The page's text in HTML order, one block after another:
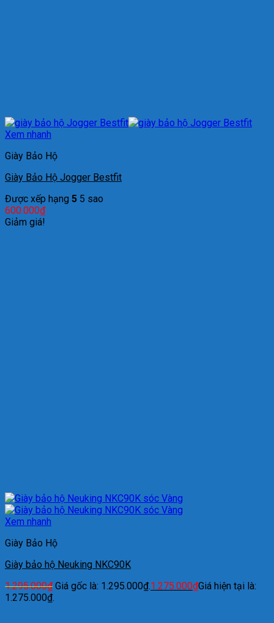
Xem nhanh
Giày Bảo Hộ
Giày Bảo Hộ Jogger Bestfit
Được xếp hạng 5 5 sao
600.000₫
Giảm giá!
Xem nhanh
Giày Bảo Hộ
Giày bảo hộ Neuking NKC90K
1.295.000₫ Giá gốc là: 1.295.000₫.1.275.000₫Giá hiện tại là:
1.275.000₫.